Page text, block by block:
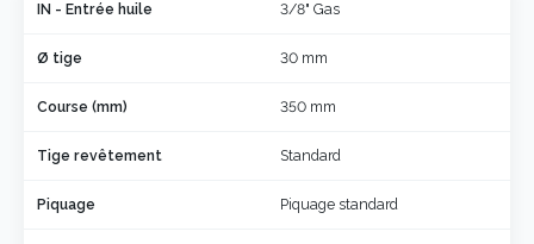
IN - Entrée huile 3/8" Gas
Ø tige 30 mm
Course (mm) 350 mm
Tige revêtement Standard
Piquage Piquage standard